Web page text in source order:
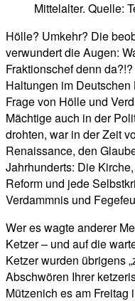
Mittelalter. Quelle:
Hölle? Umkehr? Die
verwundert die Augen:
Fraktionschef denn
Haltungen im
Frage von Hölle und
Mächtige auch in der
drohten, war in der Zeit
Renaissance, den
Jahrhunderts: Die
Reform und jede
Verdammnis und
Wer es wagte anderer
Ketzer – und auf die
Ketzer wurden übrigens
Abschwören Ihrer
Mützenich es am Freitag